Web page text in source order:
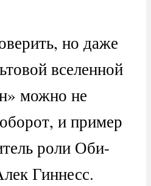
но даже
вселенной
можно не
и пример
роли Оби-
Гиннесс.